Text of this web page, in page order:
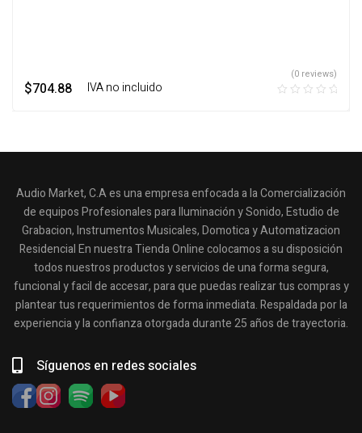
$704.88 ‎ ‎ ‎ IVA no incluido
(0 reviews)
Audio Market, C.A es una empresa enfocada a la Comercialización
de equipos Profesionales para Iluminación y Sonido, Estudio de
Grabacion, Instrumentos Musicales, Domotica y Automatizacion
Residencial En nuestra Tienda Online colocamos a su disposición
todos nuestros productos y servicios de una forma segura,
funcional y facil de accesar, para que puedas realizar tus compras y
plantear tus requerimientos de forma inmediata. Respaldada por la
experiencia y la confianza otorgada durante 25 años de trayectoria.
Síguenos en redes sociales